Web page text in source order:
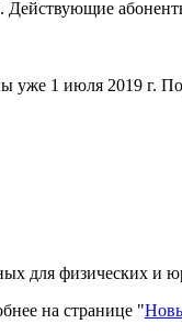
Действующие
уже 1 июля 2019 г.
для физических и
на странице "